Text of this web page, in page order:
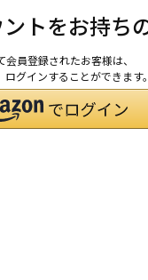
トをお持ち
員登録されたお客様は、
グインすることができます。